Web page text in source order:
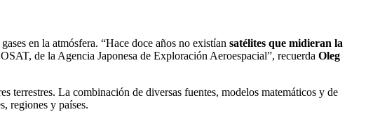
en la atmósfera. “Hace doce años no existían satélites que midieran la
de la Agencia Japonesa de Exploración Aeroespacial”, recuerda Oleg
terrestres. La combinación de diversas fuentes, modelos matemáticos y de
regiones y países.